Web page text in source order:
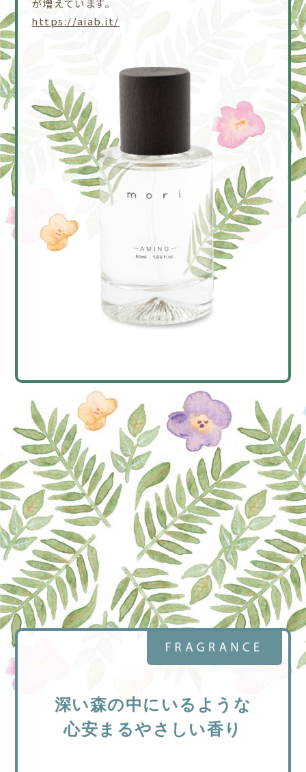
https://aiab.it/
深い森の中にいるような
心安まるやさしい香り